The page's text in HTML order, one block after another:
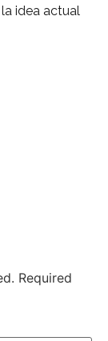
idea actual
Required